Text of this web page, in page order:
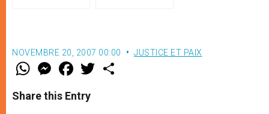
NOVEMBRE 20, 2007 00:00 JUSTICE ET PAIX
W
t
s
M
e
s
e
F
a
e
b
w
Share this Entry